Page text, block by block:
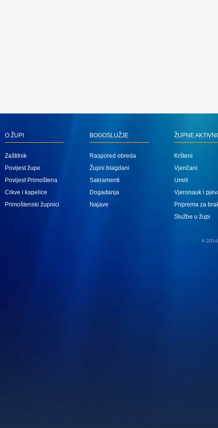
O ŽUPI
Zaštitnik
Povijest župe
Povijest Primoštena
Crkve i kapelice
Primoštenski župnici
BOGOSLUŽJE
Raspored obreda
Župni blagdani
Sakramenti
Događanja
Najave
ŽUPNE
Kršteni
Vjenčani
Umrli
Vjeronauk i
Priprema za
Službe u župi
© 2014